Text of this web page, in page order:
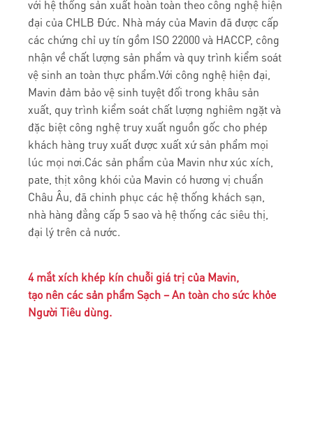
với hệ thống sản xuất hoàn toàn theo công nghệ hiện
đại của CHLB Đức. Nhà máy của Mavin đã được cấp
các chứng chỉ uy tín gồm ISO 22000 và HACCP, công
nhận về chất lượng sản phẩm và quy trình kiểm soát
vệ sinh an toàn thực phẩm.Với công nghệ hiện đại,
Mavin đảm bảo vệ sinh tuyệt đối trong khâu sản
xuất, quy trình kiểm soát chất lượng nghiêm ngặt và
đặc biệt công nghệ truy xuất nguồn gốc cho phép
khách hàng truy xuất được xuất xứ sản phẩm mọi
lúc mọi nơi.Các sản phẩm của Mavin như xúc xích,
pate, thịt xông khói của Mavin có hương vị chuẩn
Châu Âu, đã chinh phục các hệ thống khách sạn,
nhà hàng đẳng cấp 5 sao và hệ thống các siêu thị,
đại lý trên cả nước.
4 mắt xích khép kín chuỗi giá trị của Mavin,
tạo nên các sản phẩm Sạch – An toàn cho sức khỏe
Người Tiêu dùng.